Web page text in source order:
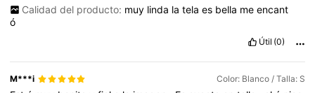
Calidad del producto: muy linda la tela es bella me encant
ó
Útil (0)
M***i Color: Blanco / Talla: S